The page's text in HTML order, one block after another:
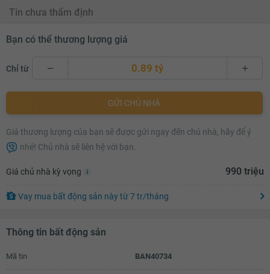
Tin chưa thẩm định
Bạn có thể thương lượng giá
Chỉ từ 0.89 tỷ
0.93 tỷ
0.99 tỷ
GỬI CHỦ NHÀ
Giá thương lượng của bạn sẽ được gửi ngay đến chủ nhà, hãy để ý
nhé! Chủ nhà sẽ liên hệ với bạn.
Giá chủ nhà kỳ vọng 990 triệu
Vay mua bất động sản nàytừ7 tr/tháng
Thông tin bất động sản
Mã tin BAN40734